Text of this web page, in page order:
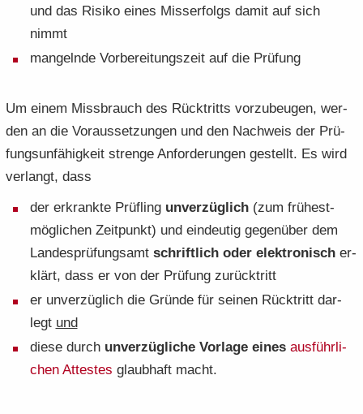
und das Ri­si­ko eines Miss­erfolgs damit auf sich
nimmt
man­geln­de Vor­be­rei­tungs­zeit auf die Prü­fung
Um einem Miss­brauch des Rück­tritts vor­zu­beu­gen, wer­
den an die Vor­aus­set­zun­gen und den Nach­weis der Prü­
fungs­un­fä­hig­keit stren­ge An­for­de­run­gen ge­stellt. Es wird
ver­langt, dass
der er­krank­te Prüf­ling un­ver­züg­lich(zum frü­hest­
mög­li­chen Zeit­punkt) und ein­deu­tig ge­gen­über dem
Lan­des­prü­fungs­amt schrift­lich oder elek­tro­nischer­
klärt, dass er von der Prü­fung zu­rück­tritt
er un­ver­züg­lich die Grün­de für sei­nen Rück­tritt dar­
legt und
diese durch un­ver­züg­li­che Vor­la­ge eines aus­führ­li­
chen At­tes­tes glaub­haft macht.